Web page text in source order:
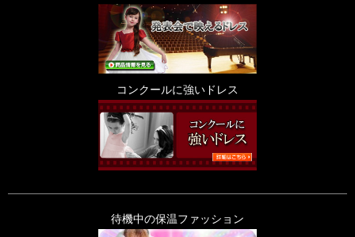
コンクールに強いドレス
待機中の保温ファッション